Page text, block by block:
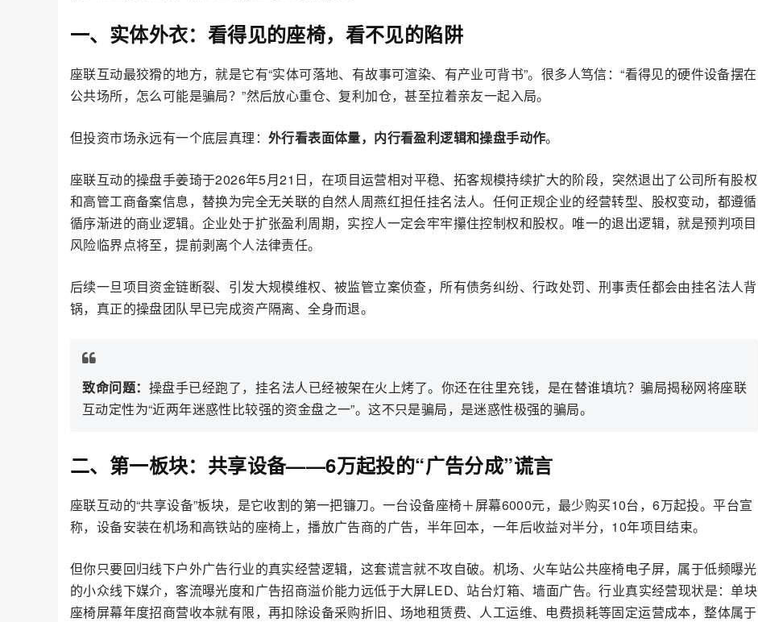
一、实体外衣：看得见的座椅，看不见的陷阱
座联互动最狡猾的地方，就是它有“实体可落地、有故事可渲染、有产业可背书”。很多人笃信：“看得见的硬件设备摆在
公共场所，怎么可能是骗局？”然后放心重仓、复利加仓，甚至拉着亲友一起入局。
但投资市场永远有一个底层真理： 外行看表面体量，内行看盈利逻辑和操盘手动作。
座联互动的操盘手姜琦于2026年5月21日，在项目运营相对平稳、拓客规模持续扩大的阶段，突然退出了公司所有股权
和高管工商备案信息，替换为完全无关联的自然人周燕红担任挂名法人。任何正规企业的经营转型、股权变动，都遵循
循序渐进的商业逻辑。企业处于扩张盈利周期，实控人一定会牢牢攥住控制权和股权。唯一的退出逻辑，就是预判项目
风险临界点将至，提前剥离个人法律责任。
后续一旦项目资金链断裂、引发大规模维权、被监管立案侦查，所有债务纠纷、行政处罚、刑事责任都会由挂名法人背
锅，真正的操盘团队早已完成资产隔离、全身而退。
致命问题： 操盘手已经跑了，挂名法人已经被架在火上烤了。你还在往里充钱，是在替谁填坑？骗局揭秘网将座联
互动定性为“近两年迷惑性比较强的资金盘之一”。这不只是骗局，是迷惑性极强的骗局。
二、第一板块：共享设备——6万起投的“广告分成”谎言
座联互动的“共享设备”板块，是它收割的第一把镰刀。一台设备座椅＋屏幕6000元，最少购买10台，6万起投。平台宣
称，设备安装在机场和高铁站的座椅上，播放广告商的广告，半年回本，一年后收益对半分，10年项目结束。
但你只要回归线下户外广告行业的真实经营逻辑，这套谎言就不攻自破。机场、火车站公共座椅电子屏，属于低频曝光
的小众线下媒介，客流曝光度和广告招商溢价能力远低于大屏LED、站台灯箱、墙面广告。行业真实经营现状是：单块
座椅屏幕年度招商营收本就有限，再扣除设备采购折旧、场地租赁费、人工运维、电费损耗等固定运营成本，整体属于